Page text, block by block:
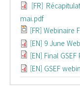
[FR]
mai.pdf
[FR] Webinaire
[EN] 9 June
[EN] Final
[EN] GSEF